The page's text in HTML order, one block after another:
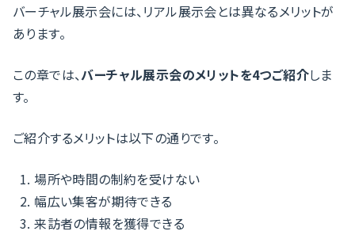
バーチャル展示会には、リアル展示会とは異なるメリットが
あります。
この章では、バーチャル展示会のメリットを4つご紹介しま
す。
ご紹介するメリットは以下の通りです。
場所や時間の制約を受けない
幅広い集客が期待できる
来訪者の情報を獲得できる